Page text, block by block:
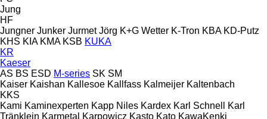
Jung
HF
Jungner Junker Jurmet Jörg K+G Wetter K-Tron KBA KD-Putz
KHS KIA KMA KSB KUKA
KR
Kaeser
AS BS ESD M-series SK SM
Kaiser Kaishan Kallesoe Kallfass Kalmeijer Kaltenbach
KKS
Kami Kaminexperten Kapp Niles Kardex Karl Schnell
Karl
Tränklein Karmetal Karpowicz Kasto Kato KawaKenki